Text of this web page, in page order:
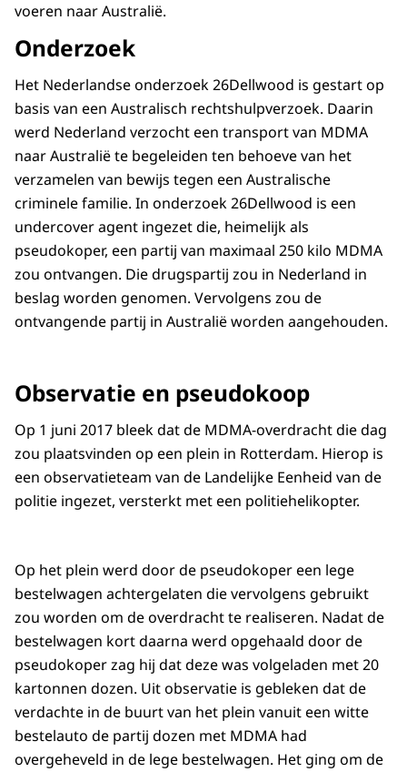
voeren naar Australië.
Onderzoek
Het Nederlandse onderzoek 26Dellwood is gestart op
basis van een Australisch rechtshulpverzoek. Daarin
werd Nederland verzocht een transport van MDMA
naar Australië te begeleiden ten behoeve van het
verzamelen van bewijs tegen een Australische
criminele familie. In onderzoek 26Dellwood is een
undercover agent ingezet die, heimelijk als
pseudokoper, een partij van maximaal 250 kilo MDMA
zou ontvangen. Die drugspartij zou in Nederland in
beslag worden genomen. Vervolgens zou de
ontvangende partij in Australië worden aangehouden.
Observatie en pseudokoop
Op 1 juni 2017 bleek dat de MDMA-overdracht die dag
zou plaatsvinden op een plein in Rotterdam. Hierop is
een observatieteam van de Landelijke Eenheid van de
politie ingezet, versterkt met een politiehelikopter.
Op het plein werd door de pseudokoper een lege
bestelwagen achtergelaten die vervolgens gebruikt
zou worden om de overdracht te realiseren. Nadat de
bestelwagen kort daarna werd opgehaald door de
pseudokoper zag hij dat deze was volgeladen met 20
kartonnen dozen. Uit observatie is gebleken dat de
verdachte in de buurt van het plein vanuit een witte
bestelauto de partij dozen met MDMA had
overgeheveld in de lege bestelwagen. Het ging om de